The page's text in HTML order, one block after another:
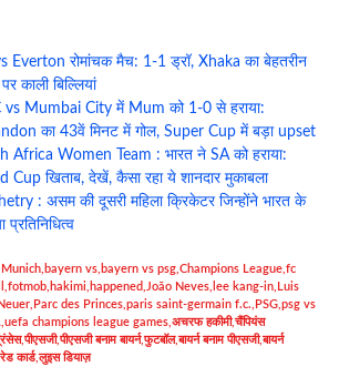
Everton रोमांचक मैच: 1-1 ड्रॉ, Xhaka का बेहतरीन
काली बिल्लियां
vs Mumbai City में Mum को 1-0 से हराया:
का 43वें मिनट में गोल, Super Cup में बड़ा upset
Africa Women Team : भारत ने SA को हराया:
Cup खिताब, देखें, कैसा रहा ये शानदार मुकाबला
: असम की दूसरी महिला क्रिकेटर जिन्होंने भारत के
Munich bayern vs bayern vs psg Champions League fc
fotmob hakimi happened João Neves lee kang-in Luis
Parc des Princes paris saint-germain f.c. PSG psg vs
uefa champions league games अचरफ हकीमी,चैंपियंस
,पीएसजी,पीएसजी बनाम बायर्न,फुटबॉल,बायर्न बनाम पीएसजी,बायर्न
रेड कार्ड,लुइस डियाज़